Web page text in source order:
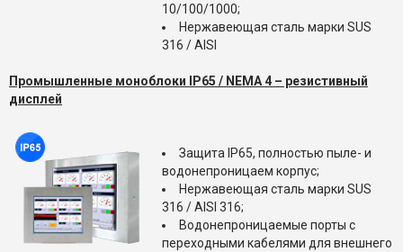
10/100/1000;
Нержавеющая сталь марки SUS
316 / AISI
Промышленные моноблоки IP65 / NEMA 4 – резистивный
дисплей
Защита IP65, полностью пыле- и
водонепроницаем корпус;
Нержавеющая сталь марки SUS
316 / AISI 316;
Водонепроницаемые порты с
переходными кабелями для внешнего